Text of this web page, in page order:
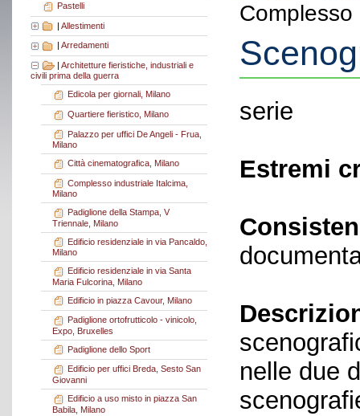
Pastelli
| Allestimenti
Arredamenti
| Architetture fieristiche, industriali e
civili prima della guerra
Edicola per giornali, Milano
Quartiere fieristico, Milano
Palazzo per uffici De Angeli - Frua,
Milano
Città cinematografica, Milano
Complesso industriale Italcima,
Milano
Padiglione della Stampa, V
Triennale, Milano
Edificio residenziale in via Pancaldo,
Milano
Edificio residenziale in via Santa
Maria Fulcorina, Milano
Edificio in piazza Cavour, Milano
Padiglione ortofrutticolo - vinicolo,
Expo, Bruxelles
Padiglione dello Sport
Edificio per uffici Breda, Sesto San
Giovanni
Edificio a uso misto in piazza San
Babila, Milano
serie
Estremi
nelle due